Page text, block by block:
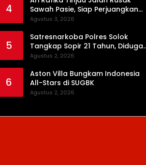
4
Sawah Pasie, Siap Perjuangkan
Perbaikannya di DPRD
Agustus 3, 2026
5
Satresnarkoba Polres Solok
Tangkap Sopir 21 Tahun, Diduga
Kuasai Satu Paket Sabu di Kubung
Agustus 2, 2026
6
Aston Villa Bungkam Indonesia
All-Stars di SUGBK
Agustus 2, 2026